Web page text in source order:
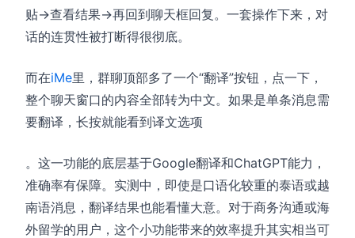
贴→查看结果→再回到聊天框回复。一套操作下来，对
话的连贯性被打断得很彻底。
而在iMe里，群聊顶部多了一个“翻译”按钮，点一下，
整个聊天窗口的内容全部转为中文。如果是单条消息需
要翻译，长按就能看到译文选项
。这一功能的底层基于Google翻译和ChatGPT能力，
准确率有保障。实测中，即使是口语化较重的泰语或越
南语消息，翻译结果也能看懂大意。对于商务沟通或海
外留学的用户，这个小功能带来的效率提升其实相当可